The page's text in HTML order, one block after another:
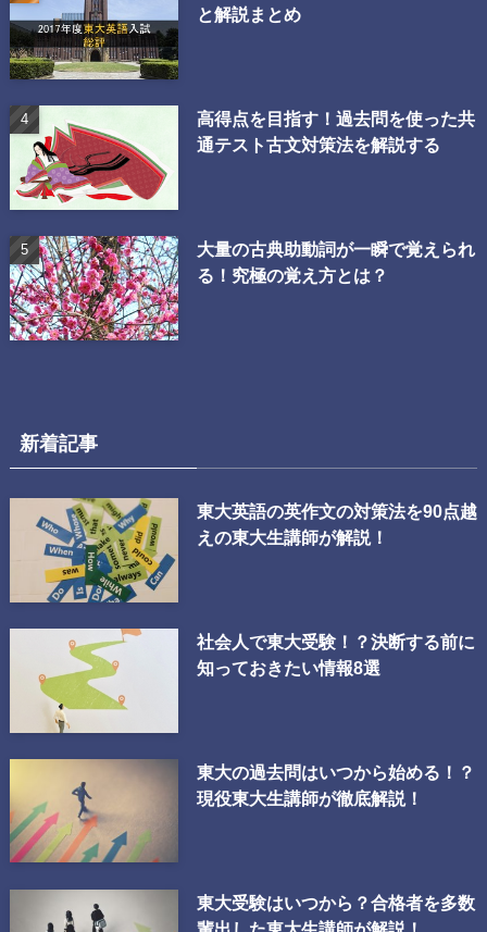
と解説まとめ
高得点を目指す！過去問を使った共
通テスト古文対策法を解説する
大量の古典助動詞が一瞬で覚えられ
る！究極の覚え方とは？
新着記事
東大英語の英作文の対策法を90点越
えの東大生講師が解説！
社会人で東大受験！？決断する前に
知っておきたい情報8選
東大の過去問はいつから始める！？
現役東大生講師が徹底解説！
東大受験はいつから？合格者を多数